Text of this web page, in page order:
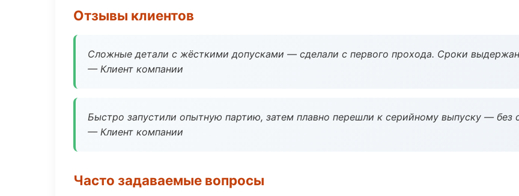
Отзывы клиентов
Сложные детали с жёсткими допусками — сделали с первого прохода. Сроки
— Клиент компании
Быстро запустили опытную партию, затем плавно перешли к серийному выпуску — без
— Клиент компании
Часто задаваемые вопросы